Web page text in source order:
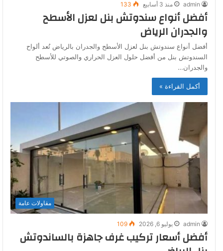
admin منذ 3 أسابيع 133
أفضل أنواع سندوتش بنل لعزل الأسطح
والجدران الرياض
أفضل أنواع سندوتش بنل لعزل الأسطح والجدران بالرياض تُعد ألواح
السندوتش بنل من أفضل حلول العزل الحراري والصوتي للأسطح
والجدران…
أكمل القراءة »
مقاولات عامة
admin يوليو 6, 2026 109
أفضل أسعار تركيب غرف جاهزة بالساندوتش